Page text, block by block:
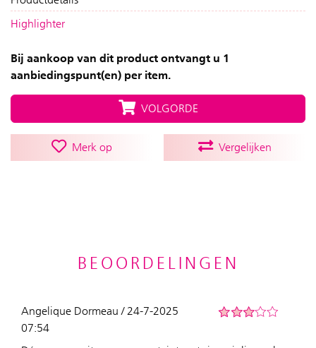
Highlighter
Bij aankoop van dit product ontvangt u 1
aanbiedingspunt(en) per item.
VOLGORDE
Merk op Vergelijken
BEOORDELINGEN
Angelique Dormeau / 24-7-2025
07:54